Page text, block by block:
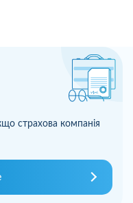
страхова компанія